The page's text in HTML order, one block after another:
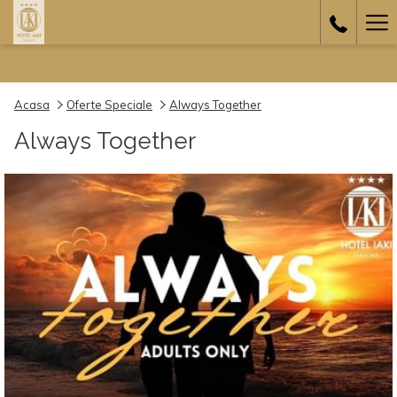
Acasa Oferte Speciale Always Together
Always Together